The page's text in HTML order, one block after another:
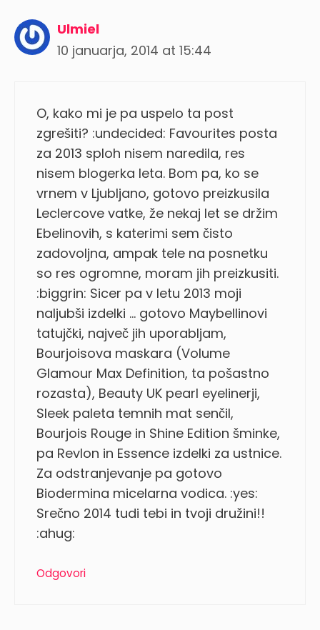
Ulmiel
10 januarja, 2014 at 15:44
O, kako mi je pa uspelo ta post
zgrešiti? :undecided: Favourites posta
za 2013 sploh nisem naredila, res
nisem blogerka leta. Bom pa, ko se
vrnem v Ljubljano, gotovo preizkusila
Leclercove vatke, že nekaj let se držim
Ebelinovih, s katerimi sem čisto
zadovoljna, ampak tele na posnetku
so res ogromne, moram jih preizkusiti.
:biggrin: Sicer pa v letu 2013 moji
naljubši izdelki … gotovo Maybellinovi
tatujčki, največ jih uporabljam,
Bourjoisova maskara (Volume
Glamour Max Definition, ta pošastno
rozasta), Beauty UK pearl eyelinerji,
Sleek paleta temnih mat senčil,
Bourjois Rouge in Shine Edition šminke,
pa Revlon in Essence izdelki za ustnice.
Za odstranjevanje pa gotovo
Biodermina micelarna vodica. :yes:
Srečno 2014 tudi tebi in tvoji družini!!
:ahug:
Odgovori